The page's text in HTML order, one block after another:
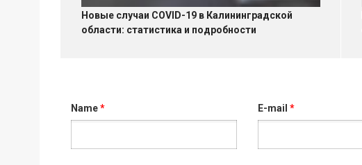
Новые случаи COVID-19 в Калининградской
области: статистика и подробности
Name* E-mail*